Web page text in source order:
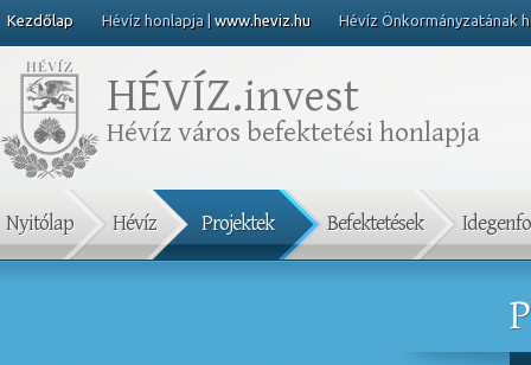
Kezdőlap Hévíz honlapja | www.heviz.hu Hévíz Önkormányzatának
HÉVÍZ.invest
Hévíz város befektetési honlapja
Nyitólap Hévíz Projektek Befektetések